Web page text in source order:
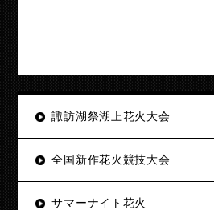
諏訪湖祭湖上花火大会
全国新作花火競技大会
サマーナイト花火